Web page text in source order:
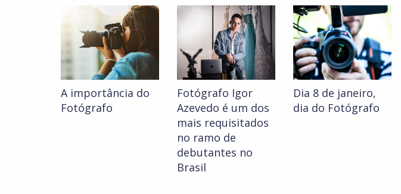
A importância do
Fotógrafo
Fotógrafo Igor
Azevedo é um dos
mais requisitados
no ramo de
debutantes no
Brasil
Dia 8 de janeiro,
dia do Fotógrafo